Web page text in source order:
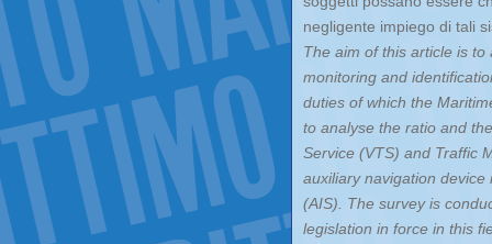
negligente impiego di tali
The aim of this article is
monitoring and
duties of which the
to analyse the ratio and
Service (VTS) and Traffic
auxiliary navigation device
(AIS). The survey is
legislation in force in this